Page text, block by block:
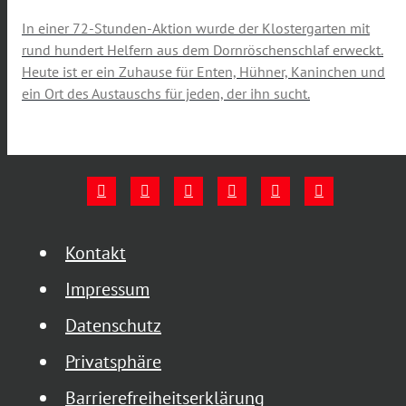
In einer 72-Stunden-Aktion wurde der Klostergarten mit
rund hundert Helfern aus dem Dornröschenschlaf erweckt.
Heute ist er ein Zuhause für Enten, Hühner, Kaninchen und
ein Ort des Austauschs für jeden, der ihn sucht.
Kontakt
Impressum
Datenschutz
Privatsphäre
Barrierefreiheitserklärung